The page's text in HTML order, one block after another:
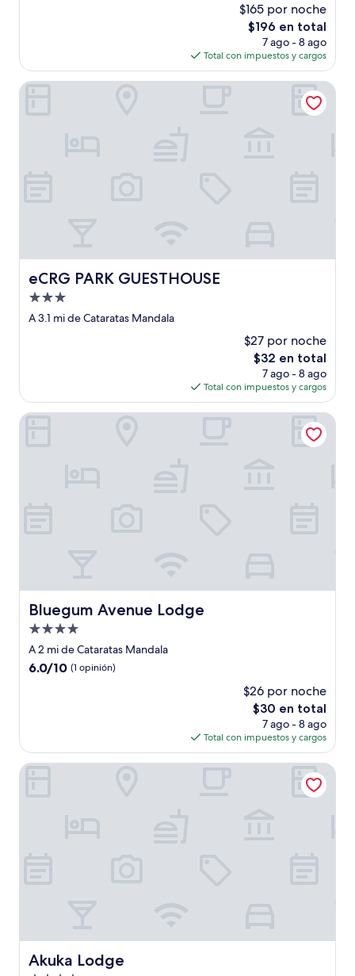
$165 por noche
El
precio
actual
es
de
$196 en total
7 ago - 8 ago
Total con impuestos y cargos
eCRG PARK GUESTHOUSE
eCRG PARK GUESTHOUSE
Propiedad
de
A 3.1 mi de Cataratas Mandala
$27 por noche
El
precio
actual
es
de
$32 en total
7 ago - 8 ago
Total con impuestos y cargos
eCRG PARK GUESTHOUSE
Bluegum Avenue Lodge
Bluegum Avenue Lodge
Propiedad
de
4.0
A 2 mi de Cataratas Mandala
6.0
6.0/10 (1 opinión)
$26 por noche
El
precio
actual
es
de
$30 en total
7 ago - 8 ago
Total con impuestos y cargos
Bluegum Avenue Lodge
Akuka Lodge
Akuka Lodge
Akuka Lodge